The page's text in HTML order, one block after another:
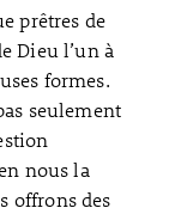
prêtres de
Dieu l’un à
formes.
seulement
nous la
offrons des